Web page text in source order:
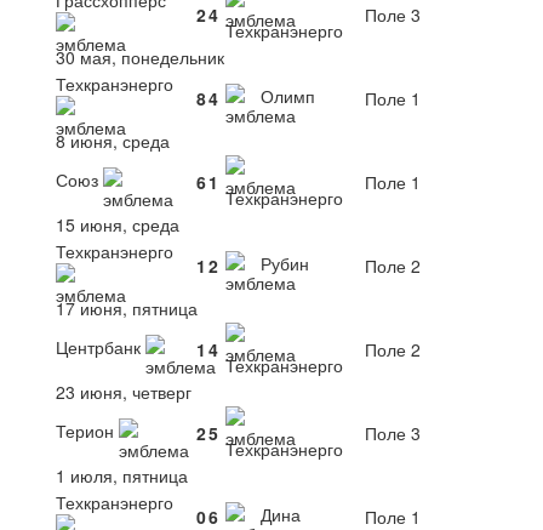
24
Техкранэнерго
Поле 3
30 мая, понедельник
Техкранэнерго
84 Олимп
Поле 1
8 июня, среда
Союз
61
Техкранэнерго
Поле 1
15 июня, среда
Техкранэнерго
1 2 Рубин
Поле 2
17 июня, пятница
Центрбанк
1 4
Техкранэнерго
Поле 2
23 июня, четверг
Терион
25
Техкранэнерго
Поле 3
1 июля, пятница
Техкранэнерго
06 Дина
Поле 1